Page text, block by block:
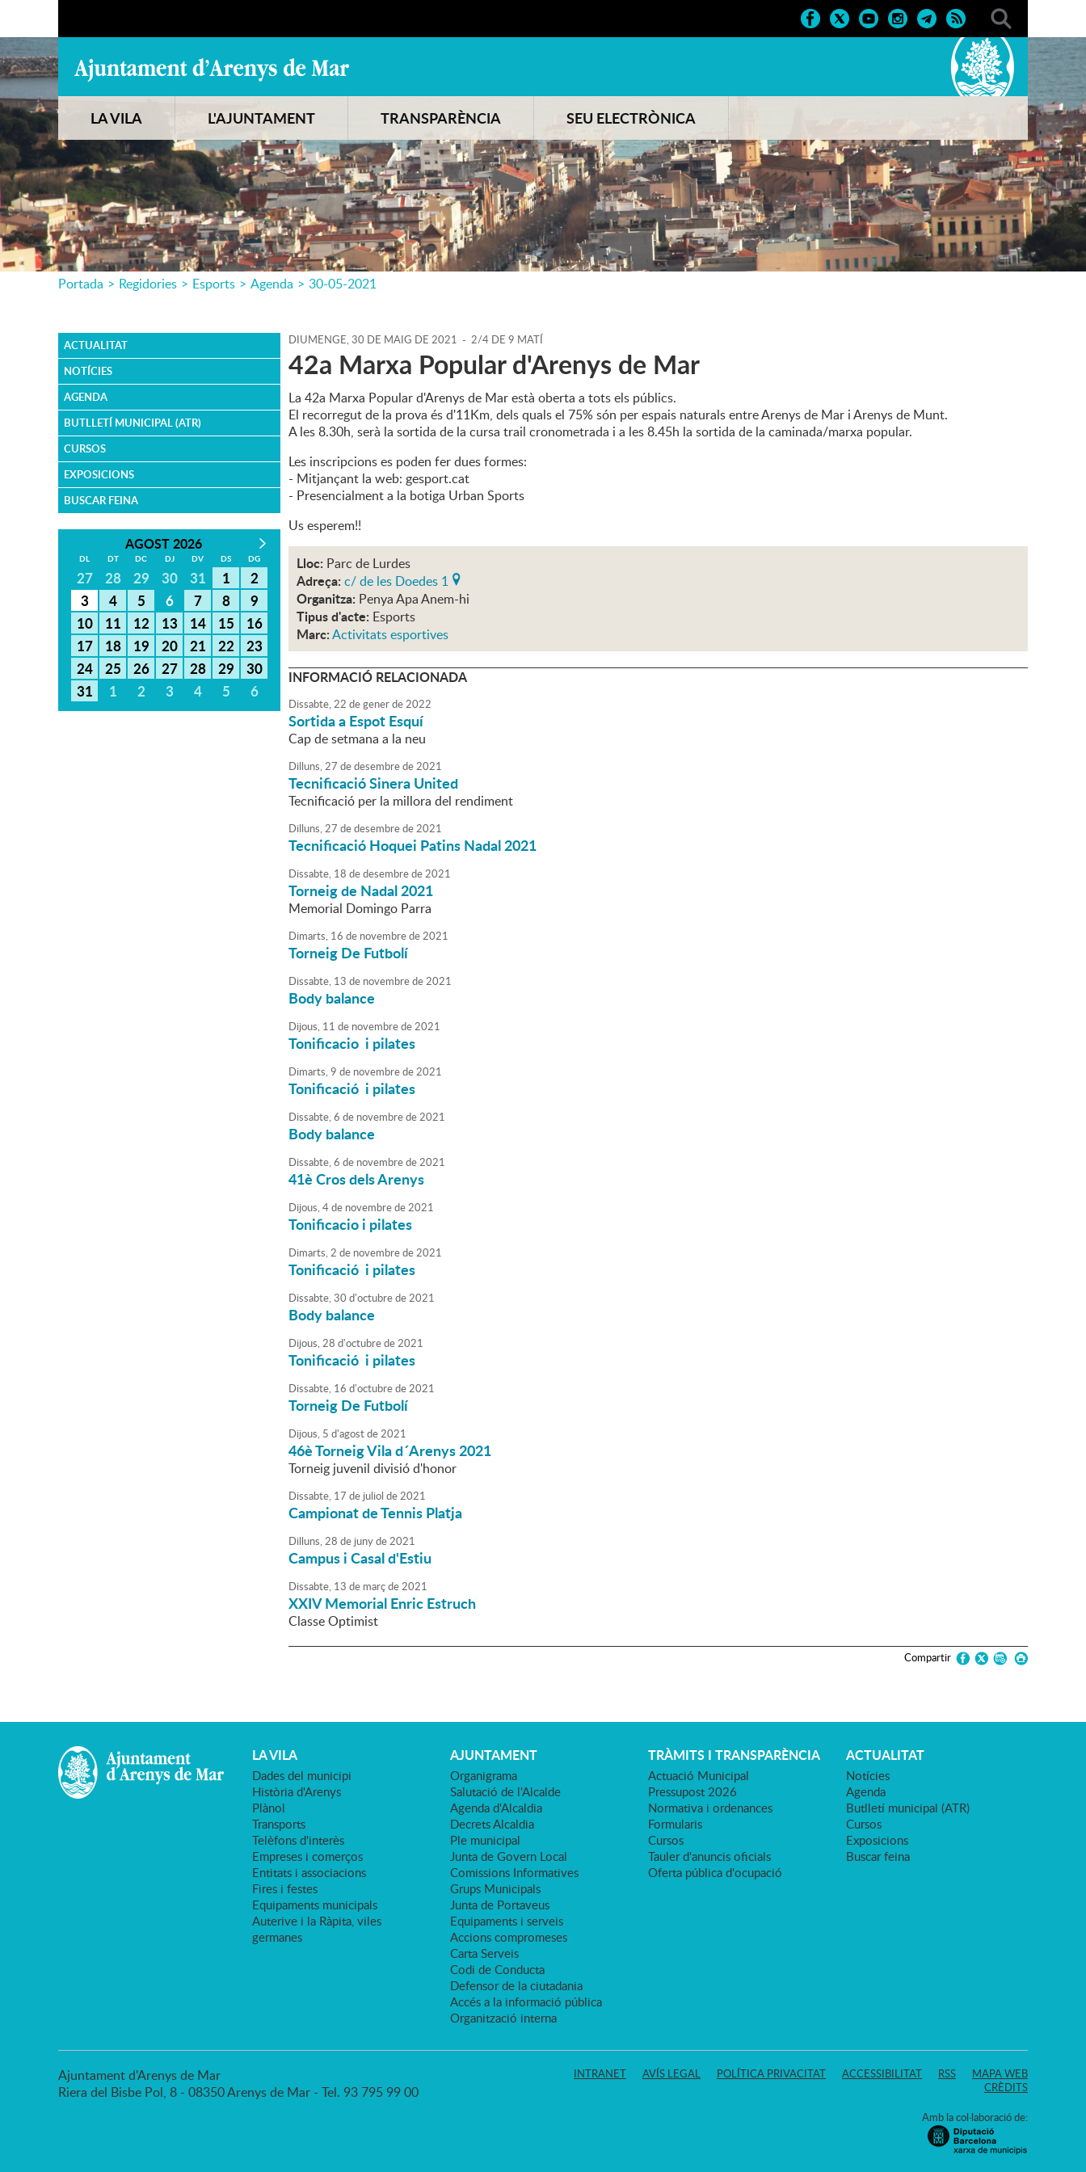
LA VILA L'AJUNTAMENT TRANSPARÈNCIA SEU ELECTRÒNICA
Portada > Regidories > Esports > Agenda > 30-05-2021
ACTUALITAT
NOTÍCIES
AGENDA
BUTLLETÍ MUNICIPAL (ATR)
CURSOS
EXPOSICIONS
BUSCAR FEINA
AGOST 2026
DL DT DC DJ DV DS DG
27 28 29 30 31 1
2
3
4 5 6 7 8
9
10
11 12 13 14 15
16
17
18 19 20 21 22
23
24
25 26 27 28 29
30
31
1 2 3 4 5 6
DIUMENGE,30 DE MAIG DE 2021 - 2/4 DE 9 MATÍ
42a Marxa Popular d'Arenys de Mar
La 42a Marxa Popular d'Arenys de Mar està oberta a tots els públics.
El recorregut de la prova és d'11Km, dels quals el 75% són per espais naturals entre Arenys de Mar i Arenys de Munt.
A les 8.30h, serà la sortida de la cursa trail cronometrada i a les 8.45h la sortida de la caminada/marxa popular.
Les inscripcions es poden fer dues formes:
- Mitjançant la web: gesport.cat
- Presencialment a la botiga Urban Sports
Us esperem!!
Lloc: Parc de Lurdes
Adreça: c/ de les Doedes 1
Organitza: Penya Apa Anem-hi
Tipus d'acte: Esports
Marc:Activitats esportives
INFORMACIÓ RELACIONADA
Dissabte,22 degenerde2022
Sortida a Espot Esquí
Cap de setmana a la neu
Dilluns,27 dedesembrede2021
Tecnificació Sinera United
Tecnificació per la millora del rendiment
Dilluns,27 dedesembrede2021
Tecnificació Hoquei Patins Nadal 2021
Dissabte, 18 dedesembrede2021
Torneig de Nadal 2021
Memorial Domingo Parra
Dimarts, 16 de novembrede2021
Torneig De Futbolí
Dissabte, 13 de novembrede2021
Body balance
Dijous, 11 de novembrede2021
Tonificacio i pilates
Dimarts,9 de novembrede2021
Tonificació i pilates
Dissabte,6 de novembrede2021
Body balance
Dissabte,6 de novembrede2021
41è Cros dels Arenys
Dijous,4de novembrede2021
Tonificacio i pilates
Dimarts,2 de novembrede2021
Tonificació i pilates
Dissabte,30 d'octubrede2021
Body balance
Dijous,28 d'octubrede2021
Tonificació i pilates
Dissabte, 16 d'octubrede2021
Torneig De Futbolí
Dijous, 5 d'agostde2021
46è Torneig Vila d´Arenys 2021
Torneig juvenil divisió d'honor
Dissabte, 17 de juliol de2021
Campionat de Tennis Platja
Dilluns,28 de junyde2021
Campus i Casal d'Estiu
Dissabte, 13 de marçde2021
XXIV Memorial Enric Estruch
Classe Optimist
Compartir
LA VILA
Dades del municipi
Història d'Arenys
Plànol
Transports
Telèfons d'interès
Empreses i comerços
Entitats i associacions
Fires i festes
Equipaments municipals
Auterive i la Ràpita, viles
germanes
AJUNTAMENT
Organigrama
Salutació de l'Alcalde
Agenda d'Alcaldia
Decrets Alcaldia
Ple municipal
Junta de Govern Local
Comissions Informatives
Grups Municipals
Junta de Portaveus
Equipaments i serveis
Accions compromeses
Carta Serveis
Codi de Conducta
Defensor de la ciutadania
Accés a la informació pública
Organització interna
TRÀMITS I TRANSPARÈNCIA
Actuació Municipal
Pressupost 2026
Normativa i ordenances
Formularis
Cursos
Tauler d'anuncis oficials
Oferta pública d'ocupació
ACTUALITAT
Notícies
Agenda
Butlletí municipal (ATR)
Cursos
Exposicions
Buscar feina
Ajuntament d'Arenys de Mar
Riera del Bisbe Pol, 8 - 08350 Arenys de Mar - Tel. 93 795 99 00
INTRANET AVÍS LEGAL POLÍTICA PRIVACITAT ACCESSIBILITAT RSS
MAPA WEB
CRÈDITS
Amb la col·laboració de: